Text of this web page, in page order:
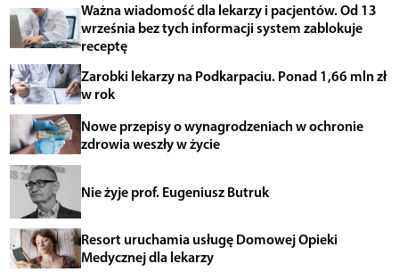
Ważna wiadomość dla lekarzy i pacjentów. Od 13
września bez tych informacji system zablokuje
receptę
Zarobki lekarzy na Podkarpaciu. Ponad 1,66 mln zł
w rok
Nowe przepisy o wynagrodzeniach w ochronie
zdrowia weszły w życie
Nie żyje prof. Eugeniusz Butruk
Resort uruchamia usługę Domowej Opieki
Medycznej dla lekarzy